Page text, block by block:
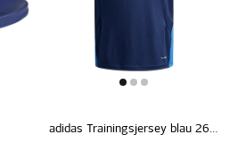
adidas Trainingsjersey blau 26/27